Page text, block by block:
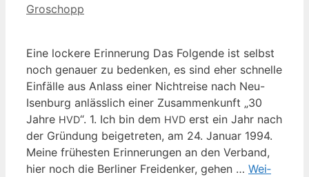
Groschopp
Eine locke­re Erin­ne­rung Das Fol­gen­de ist selbst
noch genau­er zu beden­ken, es sind eher schnel­le
Ein­fäl­le aus Anlass einer Nicht­rei­se nach Neu-
Isen­­burg anläss­lich einer Zusam­men­kunft „30
Jah­re HVD“. 1. Ich bin dem HVD erst ein Jahr nach
der Grün­dung bei­getre­ten, am 24. Janu­ar 1994.
Mei­ne frü­hes­ten Erin­ne­run­gen an den Ver­band,
hier noch die Ber­li­ner Frei­den­ker, gehen … Wei­